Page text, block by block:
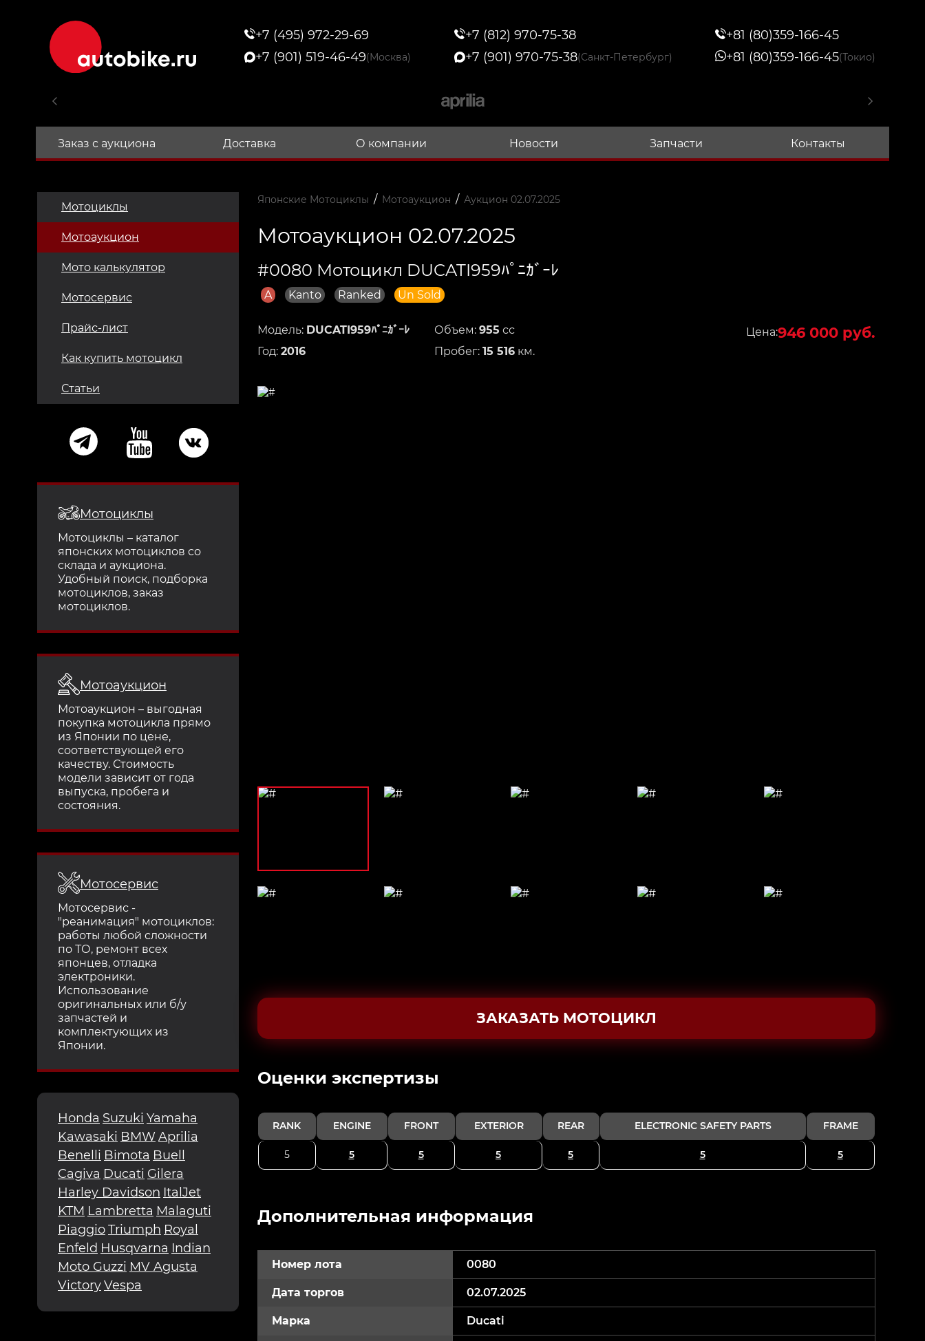
+7 (495) 972-29-69
+7 (901) 519-46-49(Москва)
+7 (812) 970-75-38
+7 (901) 970-75-38(Санкт-Петербург)
+81 (80)359-166-45
+81 (80)359-166-45(Токио)
Заказ с аукциона Доставка О компании Новости Запчасти Контакты
Мотоциклы
Мотоаукцион
Мото калькулятор
Мотосервис
Прайс-лист
Как купить мотоцикл
Статьи
Мотоциклы
Мотоциклы – каталог
японских мотоциклов со
склада и аукциона.
Удобный поиск, подборка
мотоциклов, заказ
мотоциклов.
Мотоаукцион
Мотоаукцион – выгодная
покупка мотоцикла прямо
из Японии по цене,
соответствующей его
качеству. Стоимость
модели зависит от года
выпуска, пробега и
состояния.
Мотосервис
Мотосервис -
"реанимация" мотоциклов:
работы любой сложности
по ТО, ремонт всех
японцев, отладка
электроники.
Использование
оригинальных или б/у
запчастей и
комплектующих из
Японии.
Honda Suzuki Yamaha
Kawasaki BMWAprilia
Benelli Bimota Buell
Cagiva Ducati Gilera
Harley Davidson ItalJet
KTM Lambretta Malaguti
PiaggioTriumph Royal
Enfeld Husqvarna Indian
Moto Guzzi MV Agusta
VictoryVespa
Японские Мотоциклы / Мотоаукцион / Аукцион 02.07.2025
Мотоаукцион 02.07.2025
#0080 Мотоцикл DUCATI959ﾊﾟﾆｶﾞｰﾚ
A Kanto Ranked Un Sold
Модель: DUCATI959ﾊﾟﾆｶﾞｰﾚ
Год: 2016
Объем: 955 сс
Пробег: 15 516 км.
Цена:946 000 руб.
ЗАКАЗАТЬ МОТОЦИКЛ
Oценки экспертизы
RANK ENGINE FRONT EXTERIOR REAR ELECTRONIC SAFETY PARTS FRAME
5 5 5 5 5 5 5
Дополнительная информация
Номер лота 0080
Дата торгов 02.07.2025
Марка Ducati